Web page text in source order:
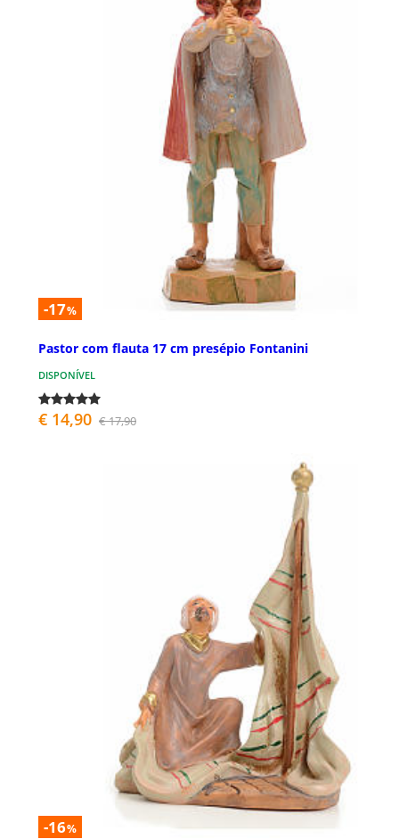
-17%
Pastor com flauta 17 cm presépio Fontanini
DISPONÍVEL
€ 14,90 € 17,90
-16%